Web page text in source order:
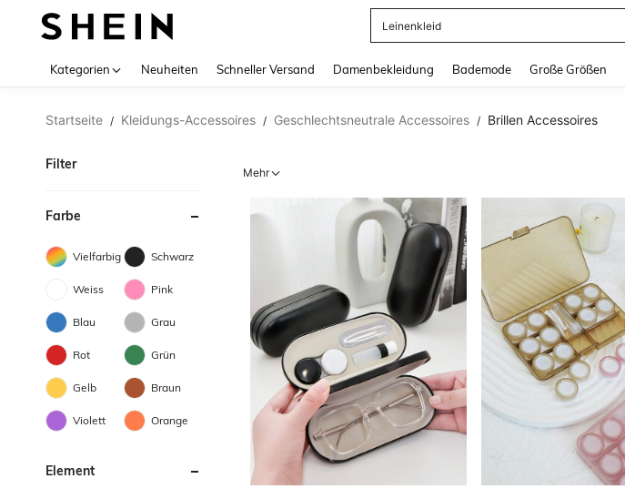
Sommertops
Kategorien Neuheiten Schneller Versand Damenbekleidung Bademode Große Größen
Startseite / Kleidungs-Accessoires / Geschlechtsneutrale Accessoires / Brillen Accessoires
Filter
Farbe
Vielfarbig Schwarz
Weiss Pink
Blau Grau
Rot Grün
Gelb Braun
Violett Orange
Element
Mehr